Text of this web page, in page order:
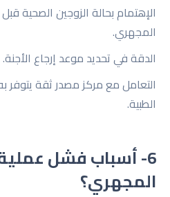
الإهتمام بحالة الزوجين الصحية
المجهري.
الدقة في تحديد موعد إرجاع الأجنة.
التعامل مع مركز مصدر ثقة يتوفر
الطبية.
6- أسباب فشل
المجهري؟